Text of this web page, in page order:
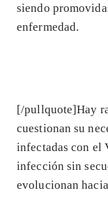
siendo
enfermedad.
[/pullquote]Hay
cuestionan su
infectadas con el
infección sin
evolucionan